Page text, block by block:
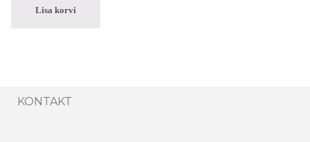
Lisa korvi
KONTAKT